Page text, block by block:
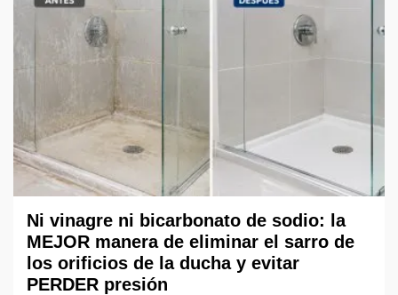
Ni vinagre ni bicarbonato de sodio: la
MEJOR manera de eliminar el sarro de
los orificios de la ducha y evitar
PERDER presión